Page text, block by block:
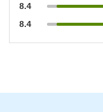
8.4
8.4